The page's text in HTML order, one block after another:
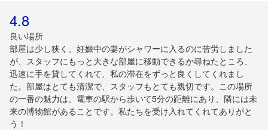
4.8
良い場所
部屋は少し狭く、妊娠中の妻がシャワーに入るのに苦労しました
が、スタッフにもっと大きな部屋に移動できるか尋ねたところ、
迅速に手を貸してくれて、私の滞在をずっと良くしてくれまし
た。部屋はとても清潔で、スタッフもとても親切です。この場所
の一番の魅力は、電車の駅から歩いて5分の距離にあり、隣には未
来の博物館があることです。私たちを受け入れてくれてありがと
う！